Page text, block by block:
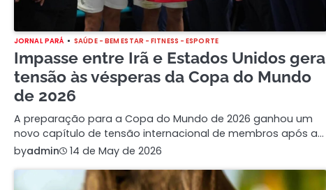
JORNAL PARÁ SAÚDE - BEM ESTAR - FITNESS - ESPORTE
Impasse entre Irã e Estados Unidos gera
tensão às vésperas da Copa do Mundo
de 2026
A preparação para a Copa do Mundo de 2026 ganhou um
novo capítulo de tensão internacional de membros após a…
byadmin 14 de May de 2026